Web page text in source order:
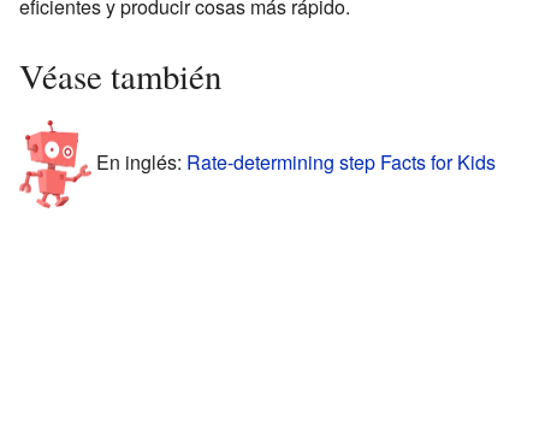
eficientes y producir cosas más rápido.
Véase también
En inglés: Rate-determining step Facts for Kids